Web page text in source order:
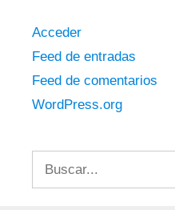
Acceder
Feed de entradas
Feed de comentarios
WordPress.org